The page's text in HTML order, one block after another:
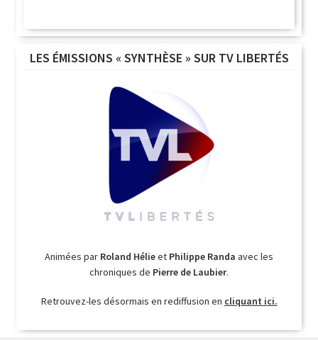
LES ÉMISSIONS « SYNTHÈSE » SUR TV LIBERTÉS
Animées par Roland Hélieet Philippe Randa avec les
chroniques de Pierre de Laubier.
Retrouvez-les désormais en rediffusion en cliquant ici.